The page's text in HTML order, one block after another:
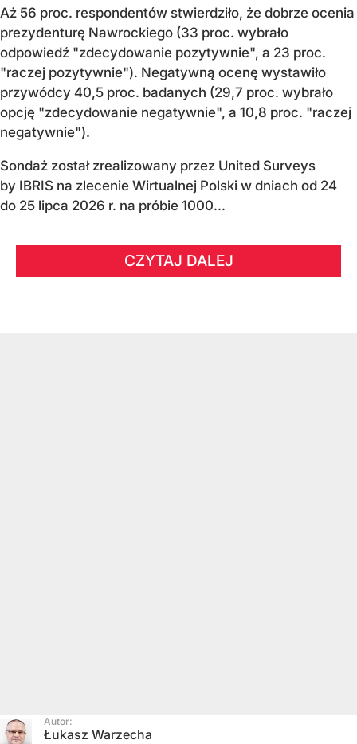
Aż 56 proc. respondentów stwierdziło, że dobrze ocenia
prezydenturę Nawrockiego (33 proc. wybrało
odpowiedź "zdecydowanie pozytywnie", a 23 proc.
"raczej pozytywnie"). Negatywną ocenę wystawiło
przywódcy 40,5 proc. badanych (29,7 proc. wybrało
opcję "zdecydowanie negatywnie", a 10,8 proc. "raczej
negatywnie").
Sondaż został zrealizowany przez United Surveys
by IBRIS na zlecenie Wirtualnej Polski w dniach od 24
do 25 lipca 2026 r. na próbie 1000...
CZYTAJ DALEJ
Autor:
Łukasz Warzecha